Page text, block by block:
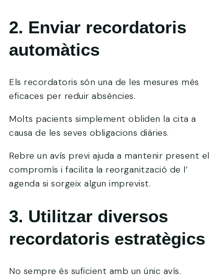
2. Enviar recordatoris
automàtics
Els recordatoris són una de les mesures més
eficaces per reduir absències.
Molts pacients simplement obliden la cita a
causa de les seves obligacions diàries.
Rebre un avís previ ajuda a mantenir present el
compromís i facilita la reorganització de l’
agenda si sorgeix algun imprevist.
3. Utilitzar diversos
recordatoris estratègics
No sempre és suficient amb un únic avís.